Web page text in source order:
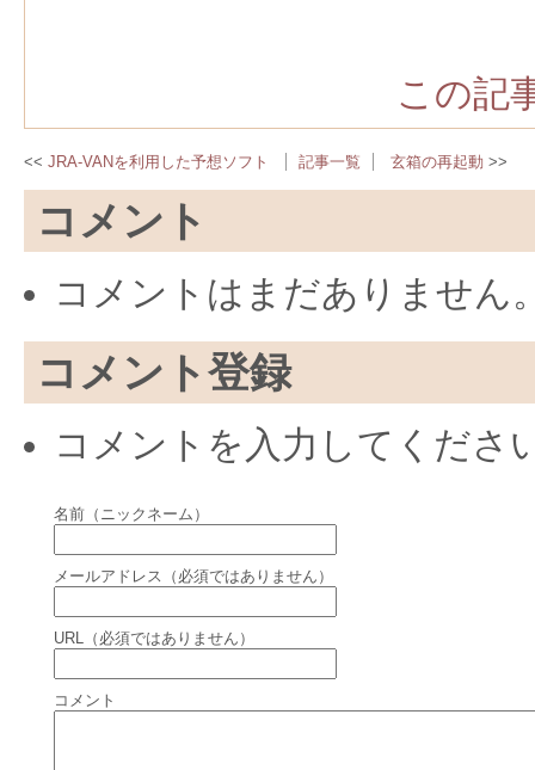
この記
JRA-VANを利用した予想ソフト 記事一覧 玄箱の再起動
コメント
コメントはまだありません
コメント登録
コメントを入力してくださ
名前（ニックネーム）
メールアドレス（必須ではありません）
URL（必須ではありません）
コメント